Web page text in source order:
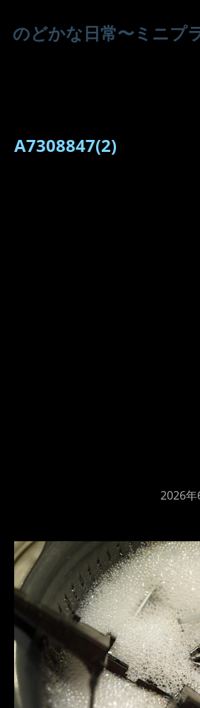
のどかな日常〜ミニプ
A7308847(2)
2026年